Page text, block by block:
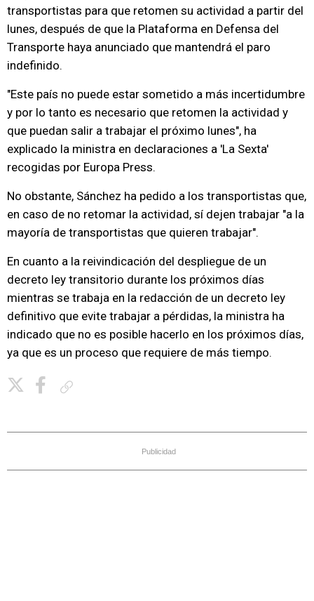
transportistas para que retomen su actividad a partir del
lunes, después de que la Plataforma en Defensa del
Transporte haya anunciado que mantendrá el paro
indefinido.
"Este país no puede estar sometido a más incertidumbre
y por lo tanto es necesario que retomen la actividad y
que puedan salir a trabajar el próximo lunes", ha
explicado la ministra en declaraciones a 'La Sexta'
recogidas por Europa Press.
No obstante, Sánchez ha pedido a los transportistas que,
en caso de no retomar la actividad, sí dejen trabajar "a la
mayoría de transportistas que quieren trabajar".
En cuanto a la reivindicación del despliegue de un
decreto ley transitorio durante los próximos días
mientras se trabaja en la redacción de un decreto ley
definitivo que evite trabajar a pérdidas, la ministra ha
indicado que no es posible hacerlo en los próximos días,
ya que es un proceso que requiere de más tiempo.
Publicidad